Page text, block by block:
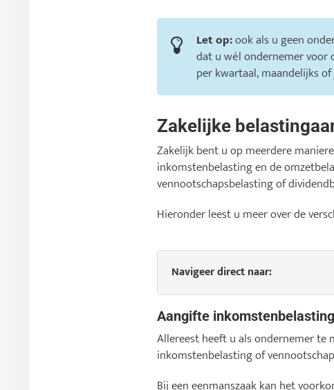
Let op:ook als u geen
dat u wél ondernemer voor
per kwartaal, maandelijks
Zakelijke
Zakelijk bent u op meerdere
inkomstenbelasting en de
vennootschapsbelasting of
Hieronder leest u meer over de
Navigeer direct naar:
Aangifte inkomstenbelasting
Allereest heeft u als ondernemer te
inkomstenbelasting of
Bij een eenmanszaak kan het